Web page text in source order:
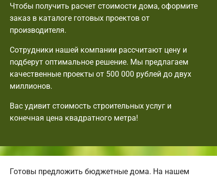
Чтобы получить расчет стоимости дома, оформите
заказ в каталоге готовых проектов от
производителя.
Сотрудники нашей компании рассчитают цену и
подберут оптимальное решение. Мы предлагаем
качественные проекты от 500 000 рублей до двух
миллионов.
Вас удивит стоимость строительных услуг и
конечная цена квадратного метра!
Готовы предложить бюджетные дома. На нашем